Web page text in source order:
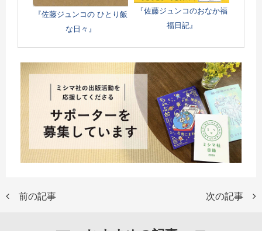
『佐藤ジュンコの ひとり飯
な日々』
『佐藤ジュンコのおなか福
福日記』
前の記事 次の記事